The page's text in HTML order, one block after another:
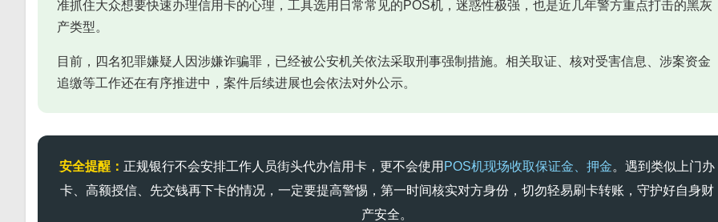
准抓住大众想要快速办理信用卡的心理，工具选用日常常见的POS机，迷惑性极强，也是近几年警方重点打击的黑灰
产类型。
目前，四名犯罪嫌疑人因涉嫌诈骗罪，已经被公安机关依法采取刑事强制措施。相关取证、核对受害信息、涉案资金
追缴等工作还在有序推进中，案件后续进展也会依法对外公示。
安全提醒： 正规银行不会安排工作人员街头代办信用卡，更不会使用 POS机现场收取保证金、押金。遇到类似上门办
卡、高额授信、先交钱再下卡的情况，一定要提高警惕，第一时间核实对方身份，切勿轻易刷卡转账，守护好自身财
产安全。